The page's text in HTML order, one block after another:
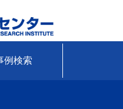
例検索